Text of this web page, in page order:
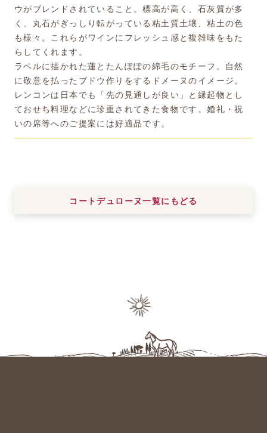
ウがブレンドされていること。標高が高く、石灰質が多
く、丸石がぎっしり転がっている粘土質土壌、粘土の色
も様々。これらがワインにフレッシュ感と複雑味をもた
らしてくれます。
ラベルに描かれた蓮とたんぽぽの綿毛のモチーフ。自然
に敬意を払ったブドウ作りをするドメーヌのイメージ。
レンコンは日本でも「先の見通しが良い」と縁起物とし
ておせち料理などに珍重されてきた食物です。婚礼・祝
いの席等へのご提案には好適品です。
コートデュローヌ一覧にもどる